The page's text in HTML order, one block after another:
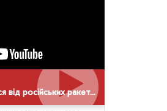
Як журналісти рятувалися від російських ракет. Конференція НСЖУ в Дніпрі